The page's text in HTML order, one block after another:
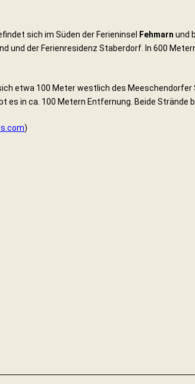
sich im Süden der Ferieninsel Fehmarn und
und der Ferienresidenz Staberdorf. In 600
etwa 100 Meter westlich des
es in ca. 100 Metern Entfernung. Beide
)